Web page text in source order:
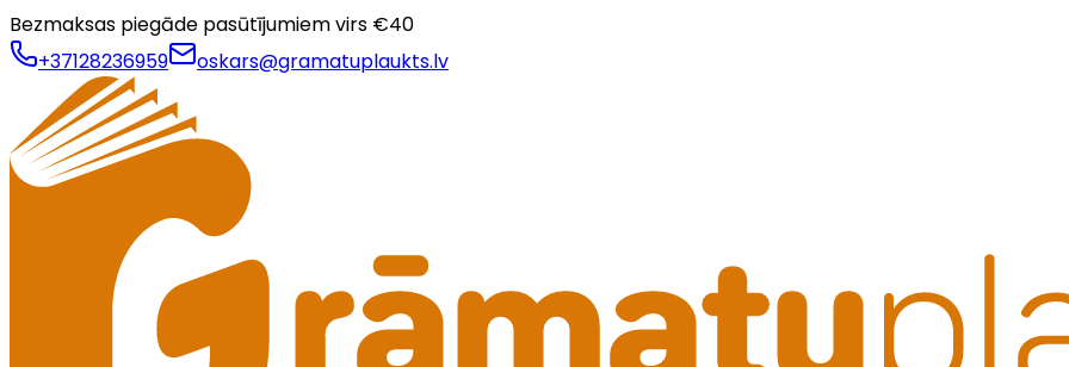
Bezmaksas piegāde pasūtījumiem virs €40
+37128236959
oskars@gramatuplaukts.lv